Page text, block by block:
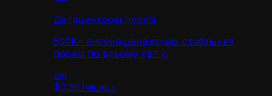
Датацентрові проксі
500K+ високошвидкісних стабільних
проксі по всьому світу.
від
$0.90/місяць